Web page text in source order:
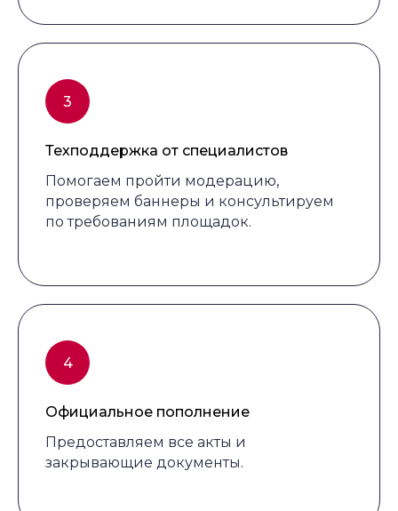
Техподдержка от специалистов
Помогаем пройти модерацию,
проверяем баннеры и консультируем
по требованиям площадок.
Официальное пополнение
Предоставляем все акты и
закрывающие документы.